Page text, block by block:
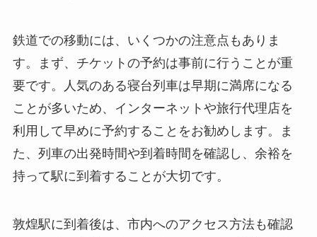
鉄道での移動には、いくつかの注意点もありま
す。まず、チケットの予約は事前に行うことが重
要です。人気のある寝台列車は早期に満席になる
ことが多いため、インターネットや旅行代理店を
利用して早めに予約することをお勧めします。ま
た、列車の出発時間や到着時間を確認し、余裕を
持って駅に到着することが大切です。
敦煌駅に到着後は、市内へのアクセス方法も確認